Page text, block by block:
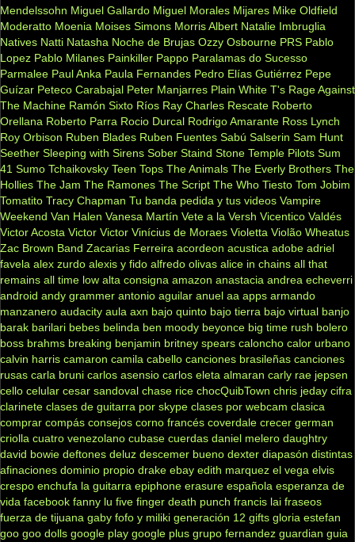
Mendelssohn Miguel Gallardo Miguel Morales Mijares Mike Oldfield
Moderatto Moenia Moises Simons Morris Albert Natalie Imbruglia
Natives Natti Natasha Noche de Brujas Ozzy Osbourne PRS Pablo
Lopez Pablo Milanes Painkiller Pappo Paralamas do Sucesso
Parmalee Paul Anka Paula Fernandes Pedro Elías Gutiérrez Pepe
Guízar Peteco Carabajal Peter Manjarres Plain White T's Rage Against
The Machine Ramón Sixto Ríos Ray Charles Rescate Roberto
Orellana Roberto Parra Rocio Durcal Rodrigo Amarante Ross Lynch
Roy Orbison Ruben Blades Ruben Fuentes Sabú Salserin Sam Hunt
Seether Sleeping with Sirens Sober Staind Stone Temple Pilots Sum
41 Sumo Tchaikovsky Teen Tops The Animals The Everly Brothers The
Hollies The Jam The Ramones The Script The Who Tiesto Tom Jobim
Tomatito Tracy Chapman Tu banda pedida y tus videos Vampire
Weekend Van Halen Vanesa Martín Vete a la Versh Vicentico Valdés
Victor Acosta Victor Victor Vinícius de Moraes Violetta Violão Wheatus
Zac Brown Band Zacarias Ferreira acordeon acustica adobe adriel
favela alex zurdo alexis y fido alfredo olivas alice in chains all that
remains all time low alta consigna amazon anastacia andrea echeverri
android andy grammer antonio aguilar anuel aa apps armando
manzanero audacity aula axn bajo quinto bajo tierra bajo virtual banjo
barak barilari bebes belinda ben moody beyonce big time rush bolero
boss brahms breaking benjamin britney spears caloncho calor urbano
calvin harris camaron camila cabello canciones brasileñas canciones
rusas carla bruni carlos asensio carlos eleta almaran carly rae jepsen
cello celular cesar sandoval chase rice chocQuibTown chris jeday cifra
clarinete clases de guitarra por skype clases por webcam clasica
comprar compás consejos corno francés coverdale crecer german
criolla cuatro venezolano cubase cuerdas daniel melero daughtry
david bowie deftones deluz descemer bueno dexter diapasón distintas
afinaciones dominio propio drake ebay edith marquez el vega elvis
crespo enchufa la guitarra epiphone erasure española esperanza de
vida facebook fanny lu five finger death punch francis lai fraseos
fuerza de tijuana gaby fofo y miliki generación 12 gifts gloria estefan
goo goo dolls google play google plus grupo fernandez guardian guia